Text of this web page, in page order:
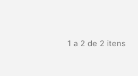
1 a 2 de 2 itens